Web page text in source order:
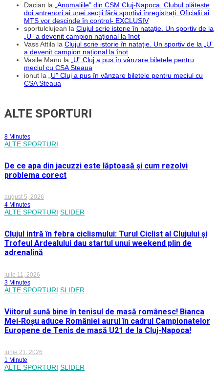
Dacian la
„Anomaliile” din CSM Cluj-Napoca. Clubul plătește
doi antrenori ai unei secții fără sportivi înregistrați. Oficialii ai
MTS vor descinde în control- EXCLUSIV
sportulclujean la Clujul scrie istorie în natație. Un sportiv de la
„U” a devenit campion național la înot
Vass Attila la Clujul scrie istorie în natație. Un sportiv de la „U”
a devenit campion național la înot
Vasile Manu la
„U” Cluj a pus în vânzare biletele pentru
meciul cu CSA Steaua
ionut la
„U” Cluj a pus în vânzare biletele pentru meciul cu
CSA Steaua
ALTE SPORTURI
8 Minutes
ALTE SPORTURI
De ce apa din jacuzzi este lăptoasă și cum rezolvi
problema corect
august 5, 2026
4 Minutes
ALTE SPORTURI SLIDER
Clujul intră în febra ciclismului: Turul Ciclist al Clujului și
Trofeul Ardealului dau startul unui weekend plin de
adrenalină
iulie 11, 2026
3 Minutes
ALTE SPORTURI SLIDER
Viitorul sună bine în tenisul de masă românesc! Bianca
Mei-Roșu aduce României aurul în cadrul Campionatelor
Europene de Tenis de masă U21 de la Cluj-Napoca!
iunie 21, 2026
1 Minute
ALTE SPORTURI SLIDER